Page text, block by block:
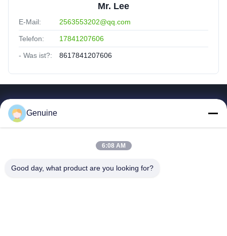
Mr. Lee
E-Mail: 2563553202@qq.com
Telefon: 17841207606
- Was ist?: 8617841207606
Über Uns
Qualitätskontrolle
Genuine
6:08 AM
Good day, what product are you looking for?